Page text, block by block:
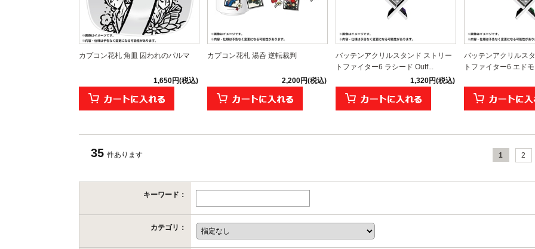
カプコン花札 角皿 囚われのパルマ
1,650円(税込)
カプコン花札 湯呑 逆転裁判
2,200円(税込)
バッテンアクリルスタンド ストリー
トファイター6 ラシード Outf...
1,320円(税込)
バッテンアクリルス
トファイター6 エド
35 件あります 1 2
キーワード：
カテゴリ：